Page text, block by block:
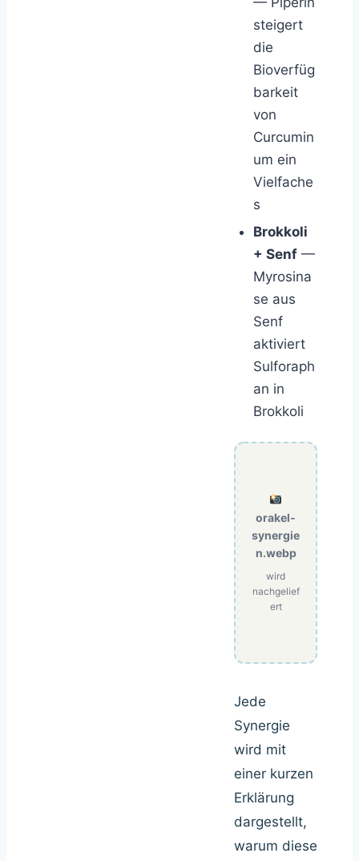
steigert
die
Bioverfüg
barkeit
von
Curcumin
um ein
Vielfache
s
Brokkoli
+ Senf —
Myrosina
se aus
Senf
aktiviert
Sulforaph
an in
Brokkoli
orakel-
synergie
n.webp
wird
nachgelief
ert
Jede
Synergie
wird mit
einer kurzen
Erklärung
dargestellt,
warum diese